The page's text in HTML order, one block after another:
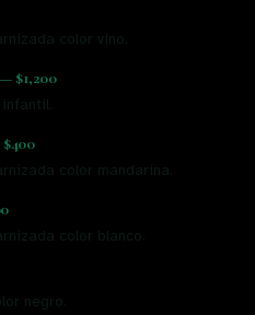
color vino.
$1,200
$400
color mandarina.
color blanco.
negro.